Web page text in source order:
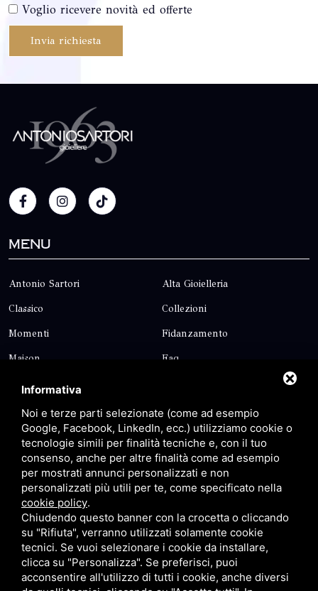
Voglio ricevere novità ed offerte
Invia richiesta
Menu
Antonio Sartori Alta Gioielleria
Classico Collezioni
Momenti Fidanzamento
Maison Faq
Blog
Sitemap Privacy
Contatti
Via Giolitti, 5 - 20025 - Legnano
+39 0331 1542871
+39 334 1291872
info@antoniosartori.com
Whatsapp
Informativa
Noi e terze parti selezionate (come ad esempio
Google, Facebook, LinkedIn, ecc.) utilizziamo cookie o
tecnologie simili per finalità tecniche e, con il tuo
consenso, anche per altre finalità come ad esempio
per mostrati annunci personalizzati e non
personalizzati più utili per te, come specificato nella
cookie policy.
Chiudendo questo banner con la crocetta o cliccando
su "Rifiuta", verranno utilizzati solamente cookie
tecnici. Se vuoi selezionare i cookie da installare,
clicca su "Personalizza". Se preferisci, puoi
acconsentire all'utilizzo di tutti i cookie, anche diversi